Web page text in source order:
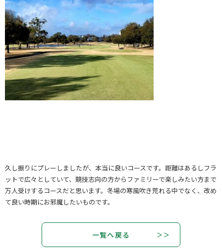
久し振りにプレーしましたが、本当に良いコースです。距離はあるしフラ
ットで広々としていて、競技志向の方からファミリーで楽しみたい方まで
万人受けするコースだと思います。冬場の寒風吹き荒れる中でなく、改め
て良い時期にお邪魔したいものです。
一覧へ戻る